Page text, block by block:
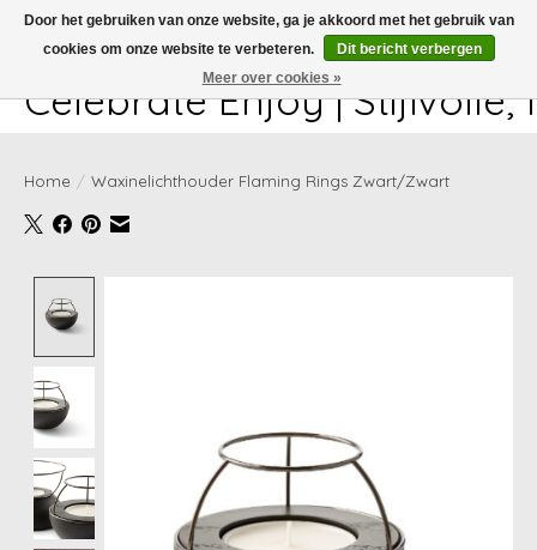
White-glove delivery available at checkout!
Celebrate Enjoy |
Home / Waxinelichthouder Flaming Rings Zwart/Zwart
Door het gebruiken van onze website, ga je akkoord met het gebruik van
cookies om onze website te verbeteren.
Dit bericht verbergen
Meer over cookies »